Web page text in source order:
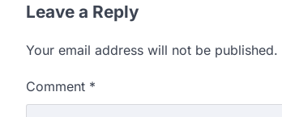
Leave a Reply
Your email address will not be published.
Comment *